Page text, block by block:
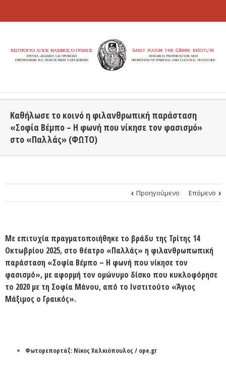
Καθήλωσε το κοινό η φιλανθρωπική παράσταση
«Σοφία Βέμπο – Η φωνή που νίκησε τον φασισμό»
στο «Παλλάς» (ΦΩΤΟ)
Προηγούμενο Επόμενο
Με επιτυχία πραγματοποιήθηκε το βράδυ της Τρίτης 14
Οκτωβρίου 2025, στο θέατρο «Παλλάς» η φιλανθρωπωπική
παράσταση «Σοφία Βέμπο – Η φωνή που νίκησε τον
φασισμό», με αφορμή τον ομώνυμο δίσκο που κυκλοφόρησε
το 2020 με τη Σοφία Μάνου, από το Ινστιτούτο «Άγιος
Μάξιμος ο Γραικός».
Φωτορεπορτάζ: Νίκος Χαλκιόπουλος / ope.gr